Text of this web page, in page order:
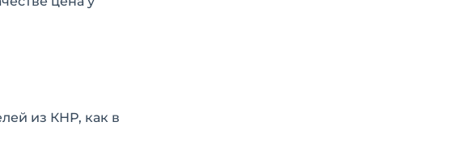
из КНР, как в